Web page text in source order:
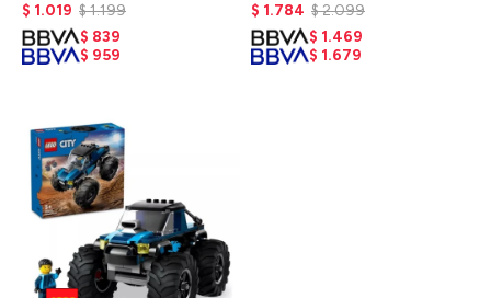
$ 1.019 $1.199
$ 839
$ 959
$ 1.784 $2.099
$ 1.469
$ 1.679